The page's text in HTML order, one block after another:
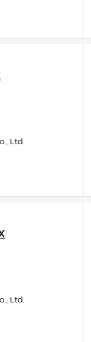
Ltd.
Ltd.